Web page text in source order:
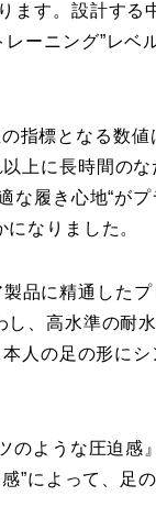
ます。設計する
ーニング”レベ
指標となる数値
上に長時間のな
な履き心地“がプ
なりました。
品に精通したプ
し、高水準の耐
人の足の形にシ
のような圧迫感
”によって、足